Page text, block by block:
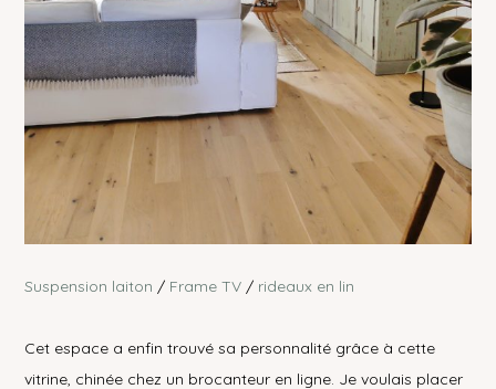
Suspension laiton / Frame TV / rideaux en lin
Cet espace a enfin trouvé sa personnalité grâce à cette
vitrine, chinée chez un brocanteur en ligne. Je voulais placer